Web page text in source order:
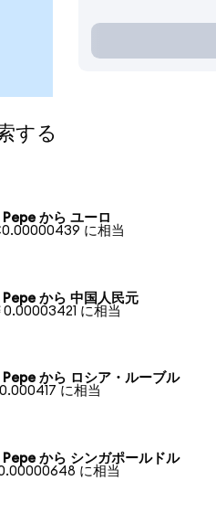
する
から ユーロ
に相当
から 中国人民元
0.00003421 に相当
から ロシア・ルーブル
に相当
から シンガポールドル
に相当